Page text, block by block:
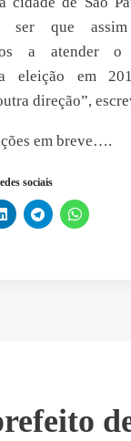
ser que
a atender
a eleição em
direção”,
em breve….
sociais